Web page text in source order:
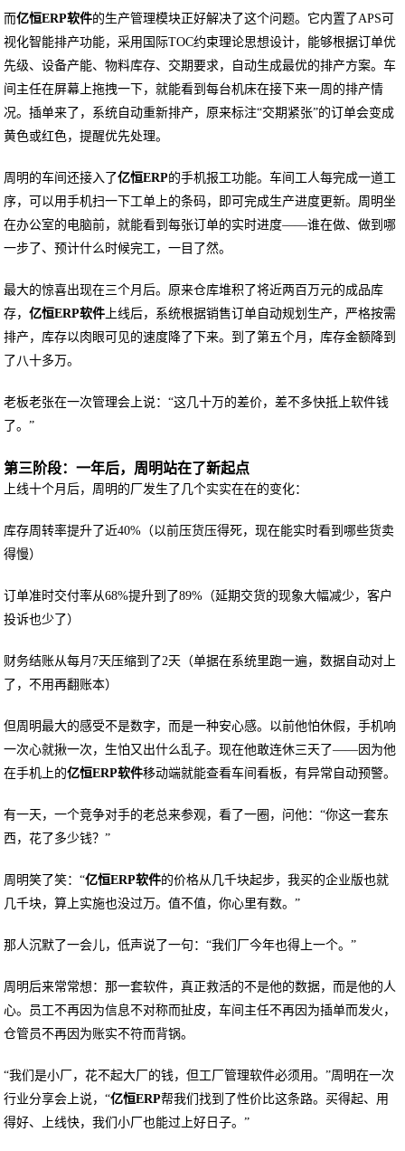
而亿恒ERP软件的生产管理模块正好解决了这个问题。它内置了APS可
视化智能排产功能，采用国际TOC约束理论思想设计，能够根据订单优
先级、设备产能、物料库存、交期要求，自动生成最优的排产方案。车
间主任在屏幕上拖拽一下，就能看到每台机床在接下来一周的排产情
况。插单来了，系统自动重新排产，原来标注“交期紧张”的订单会变成
黄色或红色，提醒优先处理。
周明的车间还接入了亿恒ERP的手机报工功能。车间工人每完成一道工
序，可以用手机扫一下工单上的条码，即可完成生产进度更新。周明坐
在办公室的电脑前，就能看到每张订单的实时进度——谁在做、做到哪
一步了、预计什么时候完工，一目了然。
最大的惊喜出现在三个月后。原来仓库堆积了将近两百万元的成品库
存，亿恒ERP软件 上线后，系统根据销售订单自动规划生产，严格按需
排产，库存以肉眼可见的速度降了下来。到了第五个月，库存金额降到
了八十多万。
老板老张在一次管理会上说：“这几十万的差价，差不多快抵上软件钱
了。”
第三阶段：一年后，周明站在了新起点
上线十个月后，周明的厂发生了几个实实在在的变化：
库存周转率提升了近40%（以前压货压得死，现在能实时看到哪些货卖
得慢）
订单准时交付率从68%提升到了89%（延期交货的现象大幅减少，客户
投诉也少了）
财务结账从每月7天压缩到了2天（单据在系统里跑一遍，数据自动对上
了，不用再翻账本）
但周明最大的感受不是数字，而是一种安心感。以前他怕休假，手机响
一次心就揪一次，生怕又出什么乱子。现在他敢连休三天了——因为他
在手机上的亿恒ERP软件移动端就能查看车间看板，有异常自动预警。
有一天，一个竞争对手的老总来参观，看了一圈，问他：“你这一套东
西，花了多少钱？”
周明笑了笑：“亿恒ERP软件的价格从几千块起步，我买的企业版也就
几千块，算上实施也没过万。值不值，你心里有数。”
那人沉默了一会儿，低声说了一句：“我们厂今年也得上一个。”
周明后来常常想：那一套软件，真正救活的不是他的数据，而是他的人
心。员工不再因为信息不对称而扯皮，车间主任不再因为插单而发火，
仓管员不再因为账实不符而背锅。
“我们是小厂，花不起大厂的钱，但工厂管理软件必须用。”周明在一次
行业分享会上说，“亿恒ERP帮我们找到了性价比这条路。买得起、用
得好、上线快，我们小厂也能过上好日子。”